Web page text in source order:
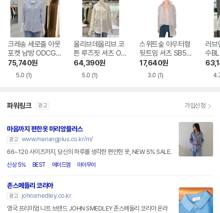
크레송 세로줄 아웃
포켓 남방 ODCGB
G73_DG
75,740원
5.0 (1)
올리브데올리브 코
튼 루즈핏 셔츠 OW
5MB355
64,390원
5.0 (1)
스위트숲 아우터형
뒷트임 셔츠 SB5L
S3E1
17,640원
3.0 (1)
러브
수
파워링크 광고 가입신청
마음까지 편한옷 마리앙플러스
광고 www.mariangplus.co.kr/m/
66~120 사이즈까지, 당신의 하루를 생각한 편안한 옷, NEW 5% SALE.
신상 5% BEST 메이드엠 마이무이
존스메들리 코리아
광고
johnsmedley.co.kr
영국 프리미엄 니트 브랜드 JOHN SMEDLEY 존스메들리 코리아 온라